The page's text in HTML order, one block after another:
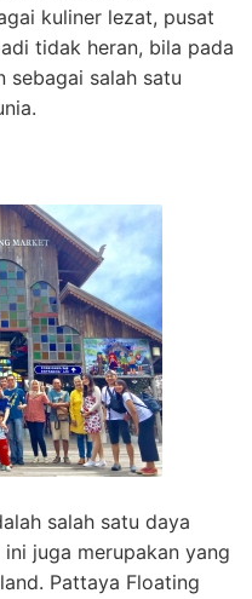
kuliner lezat, pusat
tidak heran, bila pada
sebagai salah satu
salah satu daya
juga merupakan yang
Pattaya Floating